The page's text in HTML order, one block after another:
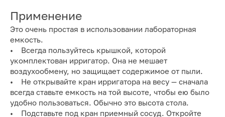
Применение
Это очень простая в использовании лабораторная
емкость.
• Всегда пользуйтесь крышкой, которой
укомплектован ирригатор. Она не мешает
воздухообмену, но защищает содержимое от пыли.
• Не открывайте кран ирригатора на весу — сначала
всегда ставьте емкость на той высоте, чтобы ею было
удобно пользоваться. Обычно это высота стола.
• Подставьте под кран приемный сосуд. Откройте